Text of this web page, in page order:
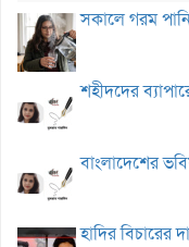
সকালে গরম
শহীদদের
বাংলাদেশের
হাদির বিচারের